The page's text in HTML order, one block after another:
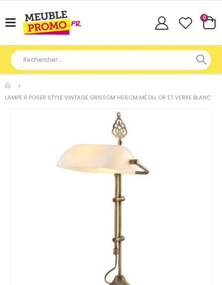
Basculer
Cart
0
LAMPE À POSER STYLE VINTAGE GRISSOM H56CM MÉTAL OR ET VERRE BLANC